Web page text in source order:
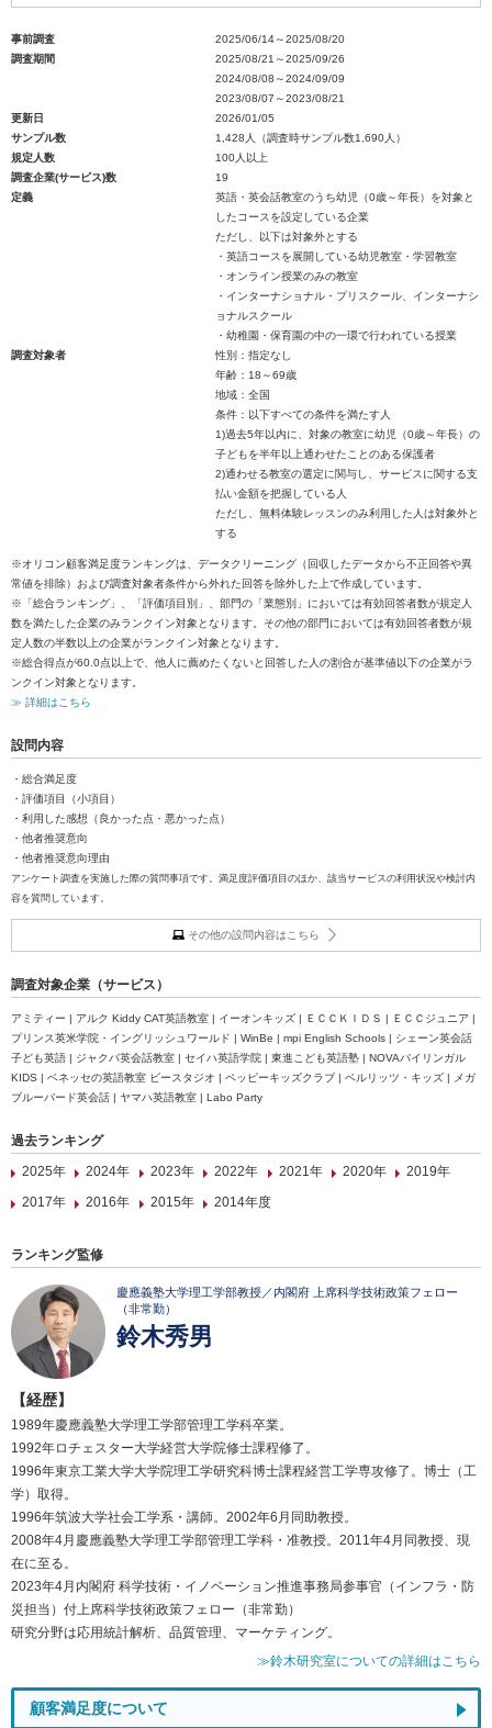
事前調査
2025/06/14～2025/08/20
調査期間
2025/08/21～2025/09/26
2024/08/08～2024/09/09
2023/08/07～2023/08/21
更新日
2026/01/05
サンプル数
1,428人（調査時サンプル数1,690人）
規定人数
100人以上
調査企業(サービス)数
19
定義
英語・英会話教室のうち幼児（0歳～年長）を対象と
したコースを設定している企業
ただし、以下は対象外とする
・英語コースを展開している幼児教室・学習教室
・オンライン授業のみの教室
・インターナショナル・プリスクール、インターナシ
ョナルスクール
・幼稚園・保育園の中の一環で行われている授業
調査対象者
性別：指定なし
年齢：18～69歳
地域：全国
条件：以下すべての条件を満たす人
1)過去5年以内に、対象の教室に幼児（0歳～年長）の
子どもを半年以上通わせたことのある保護者
2)通わせる教室の選定に関与し、サービスに関する支
払い金額を把握している人
ただし、無料体験レッスンのみ利用した人は対象外と
する
※オリコン顧客満足度ランキングは、データクリーニング（回収したデータから不正回答や異
常値を排除）および調査対象者条件から外れた回答を除外した上で作成しています。
※「総合ランキング」、「評価項目別」、部門の「業態別」においては有効回答者数が規定人
数を満たした企業のみランクイン対象となります。その他の部門においては有効回答者数が規
定人数の半数以上の企業がランクイン対象となります。
※総合得点が60.0点以上で、他人に薦めたくないと回答した人の割合が基準値以下の企業がラ
ンクイン対象となります。
≫ 詳細はこちら
設問内容
・総合満足度
・評価項目（小項目）
・利用した感想（良かった点・悪かった点）
・他者推奨意向
・他者推奨意向理由
アンケート調査を実施した際の質問事項です。満足度評価項目のほか、該当サービスの利用状況や検討内
容を質問しています。
その他の設問内容はこちら
調査対象企業（サービス）
アミティー | アルク Kiddy CAT英語教室 | イーオンキッズ | ＥＣＣＫＩＤＳ | ＥＣＣジュニア |
プリンス英米学院・イングリッシュワールド | WinBe | mpi English Schools | シェーン英会話
子ども英語 | ジャクパ英会話教室 | セイハ英語学院 | 東進こども英語塾 | NOVAバイリンガル
KIDS | ベネッセの英語教室 ビースタジオ | ペッピーキッズクラブ | ベルリッツ・キッズ | メガ
ブルーバード英会話 | ヤマハ英語教室 | Labo Party
過去ランキング
2025年
2024年 2023年 2022年 2021年 2020年
2019年
2017年
2016年 2015年 2014年度
ランキング監修
慶應義塾大学理工学部教授／内閣府 上席科学技術政策フェロー
（非常勤）
鈴木秀男
【経歴】
1989年慶應義塾大学理工学部管理工学科卒業。
1992年ロチェスター大学経営大学院修士課程修了。
1996年東京工業大学大学院理工学研究科博士課程経営工学専攻修了。博士（工
学）取得。
1996年筑波大学社会工学系・講師。2002年6月同助教授。
2008年4月慶應義塾大学理工学部管理工学科・准教授。2011年4月同教授、現
在に至る。
2023年4月内閣府 科学技術・イノベーション推進事務局参事官（インフラ・防
災担当）付上席科学技術政策フェロー（非常勤）
研究分野は応用統計解析、品質管理、マーケティング。
≫鈴木研究室についての詳細はこちら
顧客満足度について